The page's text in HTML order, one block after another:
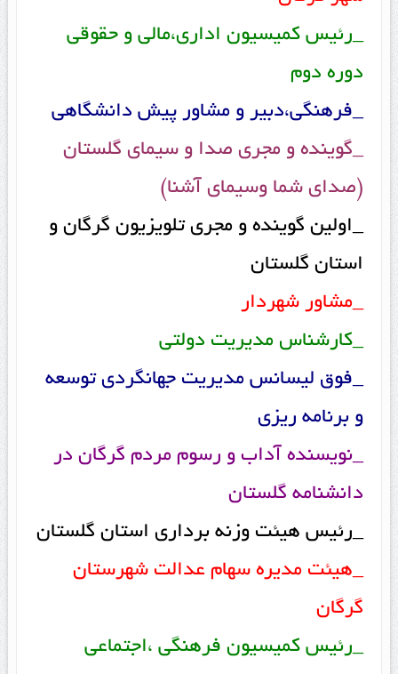
_رئیس کمیسیون اداری،مالی و حقوقی
دوره دوم
_فرهنگی،دبیر و مشاور پیش دانشگاهی
_گوینده و مجری صدا و سیمای گلستان
(صدای شما وسیمای آشنا)
_اولین گوینده و مجری تلویزیون گرگان و
استان گلستان
_مشاور شهردار
_کارشناس مدیریت دولتی
_فوق لیسانس مدیریت جهانگردی توسعه
و برنامه ریزی
_نویسنده آداب و رسوم مردم گرگان در
دانشنامه گلستان
_رئیس هیئت وزنه برداری استان گلستان
_هیئت مدیره سهام عدالت شهرستان
گرگان
_رئیس کمیسیون فرهنگی ،اجتماعی